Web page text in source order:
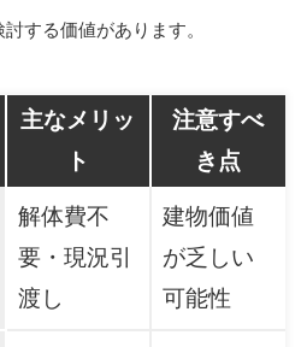
する価値があります。
主なメリッ
ト
注意すべ
き点
解体費不
要・現況引
渡し
建物価値
が乏しい
可能性